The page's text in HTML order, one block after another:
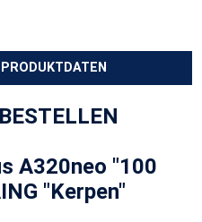
A320neo "100
"Kerpen"